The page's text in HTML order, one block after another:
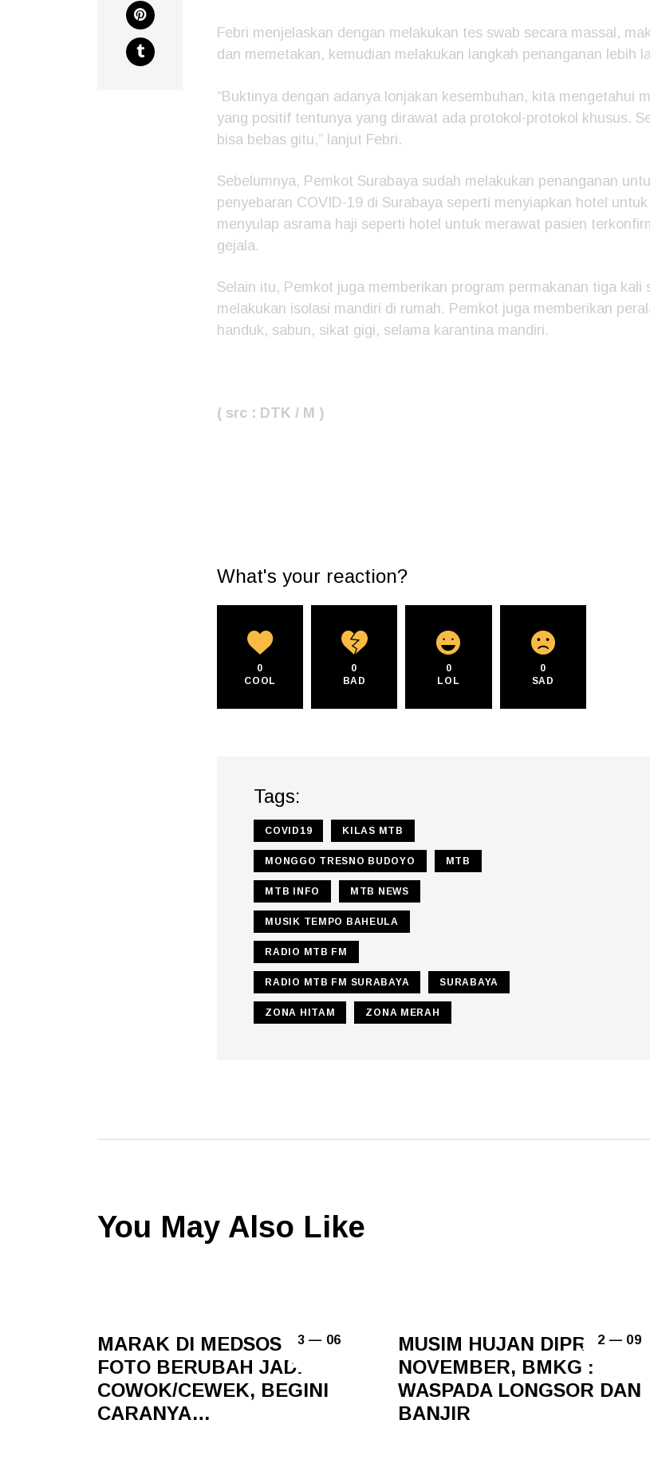
Febri menjelaskan dengan melakukan tes swab secara massal,
dan memetakan, kemudian melakukan langkah penanganan lebih
“Buktinya dengan adanya lonjakan kesembuhan, kita mengetahui
yang positif tentunya yang dirawat ada protokol-protokol khusus.
bisa bebas gitu,” lanjut Febri.
Sebelumnya, Pemkot Surabaya sudah melakukan penanganan
penyebaran COVID-19 di Surabaya seperti menyiapkan hotel
menyulap asrama haji seperti hotel untuk merawat pasien
gejala.
Selain itu, Pemkot juga memberikan program permakanan tiga kali
melakukan isolasi mandiri di rumah. Pemkot juga memberikan
handuk, sabun, sikat gigi, selama karantina mandiri.
( src : DTK / M )
What's your reaction?
0
COOL
0
BAD
0
LOL
0
SAD
Tags:
COVID19 KILAS MTB
MONGGO TRESNO BUDOYO MTB
MTB INFO MTB NEWS
MUSIK TEMPO BAHEULA
RADIO MTB FM
RADIO MTB FM SURABAYA SURABAYA
ZONA HITAM ZONA MERAH
You May Also Like
3 — 06
MARAK DI MEDSOS BIKIN
FOTO BERUBAH JADI
COWOK/CEWEK, BEGINI
CARANYA…
2 — 09
MUSIM HUJAN DIPREDIKSI
NOVEMBER, BMKG :
WASPADA LONGSOR DAN
BANJIR